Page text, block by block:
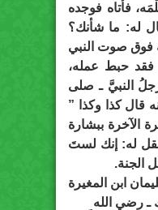
فأتاه فوجده
له: ما شأنك؟
فوق صوت النبي
فقد حبط عمله،
النبيَّ ـ صلى
قال كذا وكذا ”
الآخرة ببشارة
له: إنك لستَ
الجنة.
ابن المغيرة
ـ رضي الله